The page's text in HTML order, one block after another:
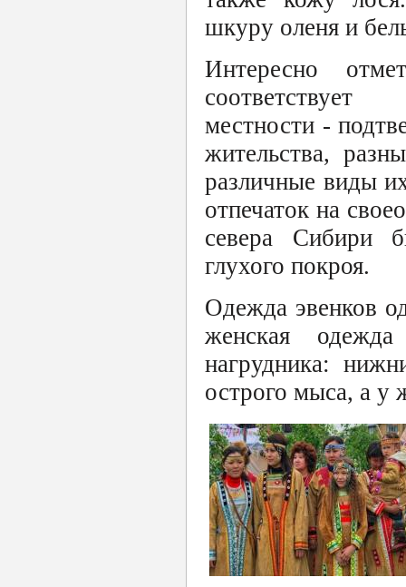
шкуру оленя и
Интересно
соответствует
местности -
жительства,
различные виды
отпечаток на
севера Сибири
глухого покроя.
Одежда эвенков
женская
нагрудника:
острого мыса, а у